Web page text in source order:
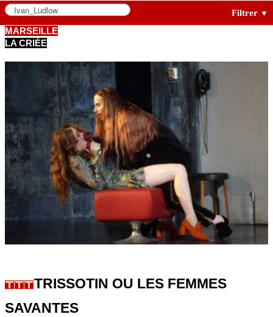
LES ANNONCES
LE CLUB
Filtrer ▼
MARSEILLE
LA CRIÉE
TRISSOTIN OU LES FEMMES
SAVANTES